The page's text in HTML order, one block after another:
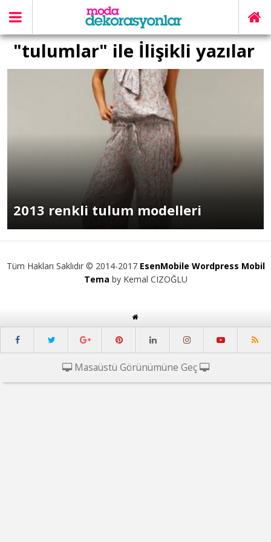
"tulumlar" ile İlişikli yazılar
2013 renkli tulum modelleri
Tüm Hakları Saklıdır © 2014-2017 EsenMobile Wordpress Mobil
Tema by Kemal CIZOĞLU
Masaüstü Görünümüne Geç